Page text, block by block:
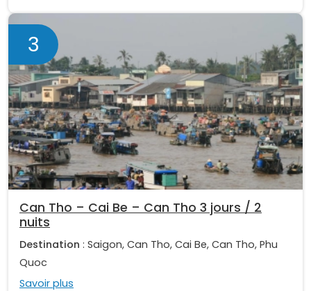
3
Can Tho – Cai Be – Can Tho 3 jours / 2
nuits
Destination : Saigon, Can Tho, Cai Be, Can Tho, Phu
Quoc
Savoir plus